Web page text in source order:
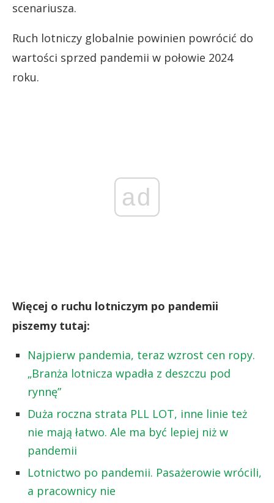
scenariusza.
Ruch lotniczy globalnie powinien powrócić do
wartości sprzed pandemii w połowie 2024
roku.
ad
Więcej o ruchu lotniczym po pandemii
piszemy tutaj:
Najpierw pandemia, teraz wzrost cen ropy.
„Branża lotnicza wpadła z deszczu pod
rynnę”
Duża roczna strata PLL LOT, inne linie też
nie mają łatwo. Ale ma być lepiej niż w
pandemii
Lotnictwo po pandemii. Pasażerowie wrócili,
a pracownicy nie